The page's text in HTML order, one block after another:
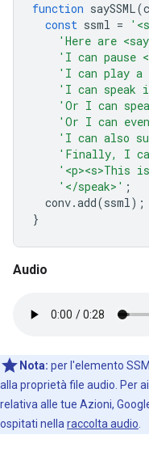
function saySSML(
const ssml =
'Here are
'I can pause
'I can play a
'I can speak
'Or I can
'Or I can
'I can also
'Finally, I
'<p><s>This
'</speak>' ;
conv.add(ssml);
}
Audio
Nota: per l'elemento
alla proprietà file audio. Per
relativa alle tue Azioni,
ospitati nella raccolta audio